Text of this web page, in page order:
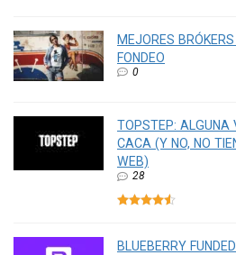
MEJORES
FONDEO
0
TOPSTEP: ALGUNA
CACA (Y NO, NO
WEB)
28
BLUEBERRY